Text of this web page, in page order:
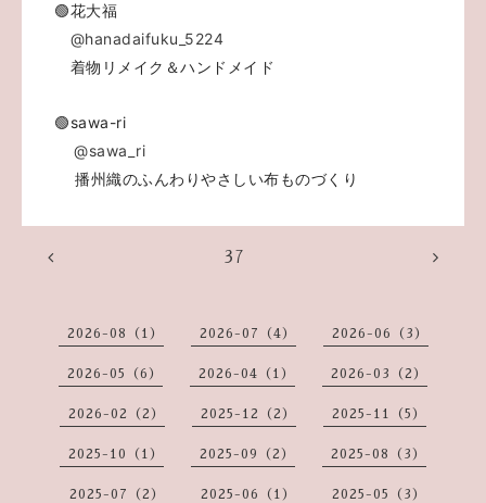
🟢花大福
@hanadaifuku_5224
着物リメイク＆ハンドメイド
🟢sawa-ri
@sawa_ri
播州織のふんわりやさしい布ものづくり
37
2026-08（1） 2026-07（4） 2026-06（3）
2026-05（6） 2026-04（1） 2026-03（2）
2026-02（2） 2025-12（2） 2025-11（5）
2025-10（1） 2025-09（2） 2025-08（3）
2025-07（2） 2025-06（1） 2025-05（3）